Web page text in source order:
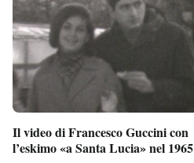
Il video di Francesco Guccini con
l’eskimo «a Santa Lucia» nel 1965